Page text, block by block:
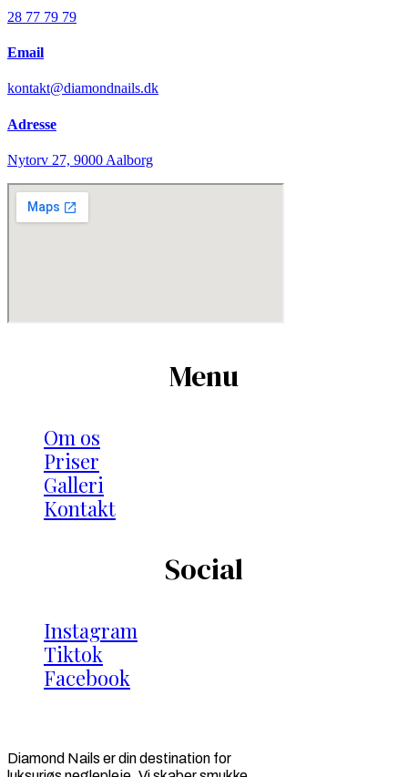
28 77 79 79
Email
kontakt@diamondnails.dk
Adresse
Nytorv 27, 9000 Aalborg
Menu
Om os
Priser
Galleri
Kontakt
Social
Instagram
Tiktok
Facebook
Diamond Nails er din destination for